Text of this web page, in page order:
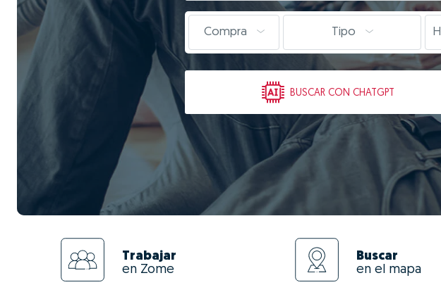
Compra Tipo
BUSCARCON CHATGPT
Trabajar
en Zome
Buscar
en el mapa